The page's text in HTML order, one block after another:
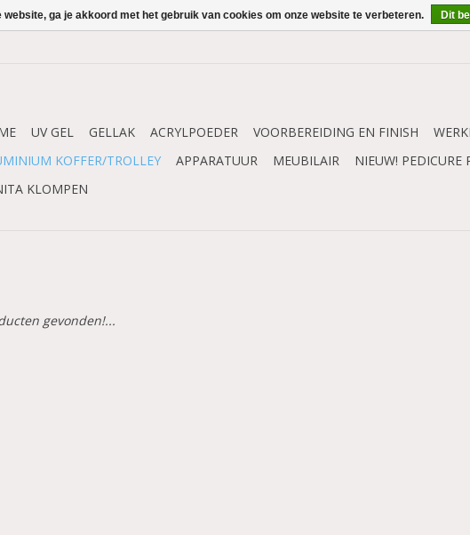
UV GEL GELLAK ACRYLPOEDER VOORBEREIDING EN FINISH
KOFFER/TROLLEY
APPARATUUR MEUBILAIR NIEUW! PEDICURE
KLOMPEN
gevonden!...
website, ga je akkoord met het gebruik van cookies om onze website te verbeteren. Dit